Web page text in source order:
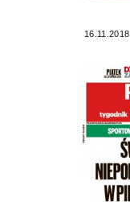
16.11.2018